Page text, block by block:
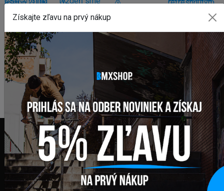
FAKTURAČNÁ ADRESA
GLOBAL DIAMONDS s. r. o.
Získajte zľavu na prvý nákup